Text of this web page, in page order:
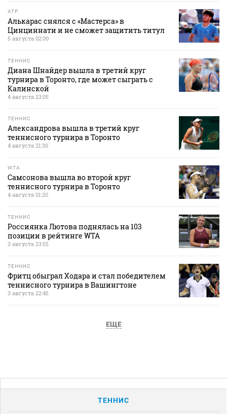
ATP
Алькарас снялся с «Мастерса» в
Цинциннати и не сможет защитить титул
5 августа 02:00
ТЕННИС
Диана Шнайдер вышла в третий круг
турнира в Торонто, где может сыграть с
Калинской
4 августа 23:05
ТЕННИС
Александрова вышла в третий круг
теннисного турнира в Торонто
4 августа 21:30
WTA
Самсонова вышла во второй круг
теннисного турнира в Торонто
4 августа 01:20
ТЕННИС
Россиянка Лютова поднялась на 103
позиции в рейтинге WTA
3 августа 23:55
ТЕННИС
Фритц обыграл Ходара и стал победителем
теннисного турнира в Вашингтоне
3 августа 22:45
ЕЩЕ
ТЕННИС